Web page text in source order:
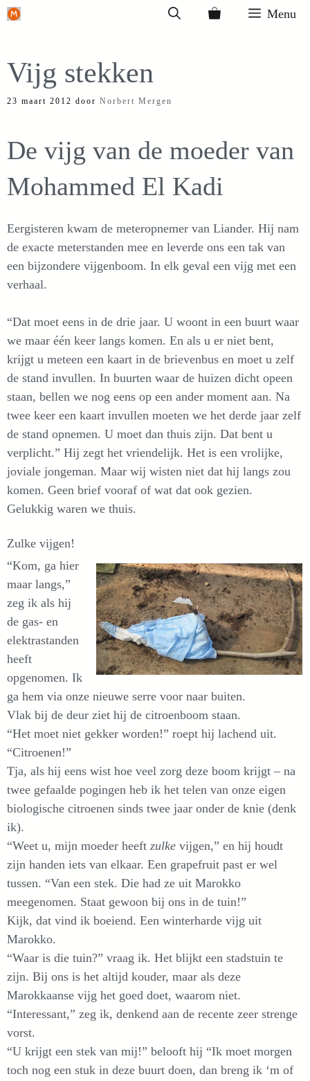
Ga
inhoud
Menu
Vijg stekken
23 maart 2012 door Norbert Mergen
De vijg van de moeder van
Mohammed El Kadi
Eergisteren kwam de meteropnemer van Liander. Hij nam
de exacte meterstanden mee en leverde ons een tak van
een bijzondere vijgenboom. In elk geval een vijg met een
verhaal.
“Dat moet eens in de drie jaar. U woont in een buurt waar
we maar één keer langs komen. En als u er niet bent,
krijgt u meteen een kaart in de brievenbus en moet u zelf
de stand invullen. In buurten waar de huizen dicht opeen
staan, bellen we nog eens op een ander moment aan. Na
twee keer een kaart invullen moeten we het derde jaar zelf
de stand opnemen. U moet dan thuis zijn. Dat bent u
verplicht.” Hij zegt het vriendelijk. Het is een vrolijke,
joviale jongeman. Maar wij wisten niet dat hij langs zou
komen. Geen brief vooraf of wat dat ook gezien.
Gelukkig waren we thuis.
Zulke vijgen!
“Kom, ga hier
maar langs,”
zeg ik als hij
de gas- en
elektrastanden
heeft
opgenomen. Ik
ga hem via onze nieuwe serre voor naar buiten.
Vlak bij de deur ziet hij de citroenboom staan.
“Het moet niet gekker worden!” roept hij lachend uit.
“Citroenen!”
Tja, als hij eens wist hoe veel zorg deze boom krijgt – na
twee gefaalde pogingen heb ik het telen van onze eigen
biologische citroenen sinds twee jaar onder de knie (denk
ik).
“Weet u, mijn moeder heeft zulke vijgen,” en hij houdt
zijn handen iets van elkaar. Een grapefruit past er wel
tussen. “Van een stek. Die had ze uit Marokko
meegenomen. Staat gewoon bij ons in de tuin!”
Kijk, dat vind ik boeiend. Een winterharde vijg uit
Marokko.
“Waar is die tuin?” vraag ik. Het blijkt een stadstuin te
zijn. Bij ons is het altijd kouder, maar als deze
Marokkaanse vijg het goed doet, waarom niet.
“Interessant,” zeg ik, denkend aan de recente zeer strenge
vorst.
“U krijgt een stek van mij!” belooft hij “Ik moet morgen
toch nog een stuk in deze buurt doen, dan breng ik ‘m of